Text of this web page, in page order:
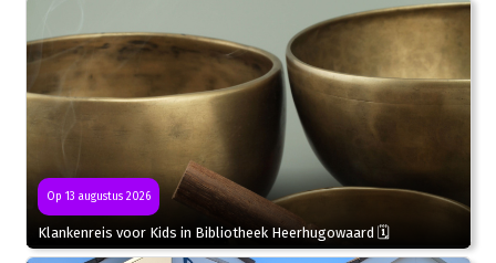
Op 13 augustus 2026
Klankenreis voor Kids in Bibliotheek Heerhugowaard 🗓